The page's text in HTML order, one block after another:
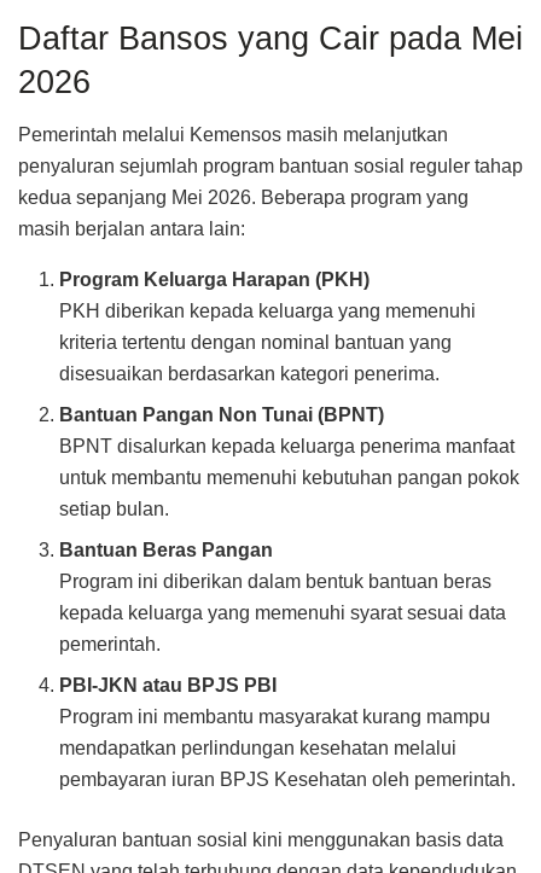
Daftar Bansos yang Cair pada Mei
2026
Pemerintah melalui Kemensos masih melanjutkan
penyaluran sejumlah program bantuan sosial reguler tahap
kedua sepanjang Mei 2026. Beberapa program yang
masih berjalan antara lain:
Program Keluarga Harapan (PKH)
PKH diberikan kepada keluarga yang memenuhi
kriteria tertentu dengan nominal bantuan yang
disesuaikan berdasarkan kategori penerima.
Bantuan Pangan Non Tunai (BPNT)
BPNT disalurkan kepada keluarga penerima manfaat
untuk membantu memenuhi kebutuhan pangan pokok
setiap bulan.
Bantuan Beras Pangan
Program ini diberikan dalam bentuk bantuan beras
kepada keluarga yang memenuhi syarat sesuai data
pemerintah.
PBI-JKN atau BPJS PBI
Program ini membantu masyarakat kurang mampu
mendapatkan perlindungan kesehatan melalui
pembayaran iuran BPJS Kesehatan oleh pemerintah.
Penyaluran bantuan sosial kini menggunakan basis data